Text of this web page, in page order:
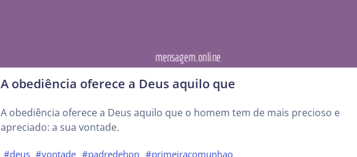
A obediência oferece a Deus aquilo que
A obediência oferece a Deus aquilo que o homem tem de mais precioso e
apreciado: a sua vontade.
#deus #vontade #padredehon #primeiracomunhao